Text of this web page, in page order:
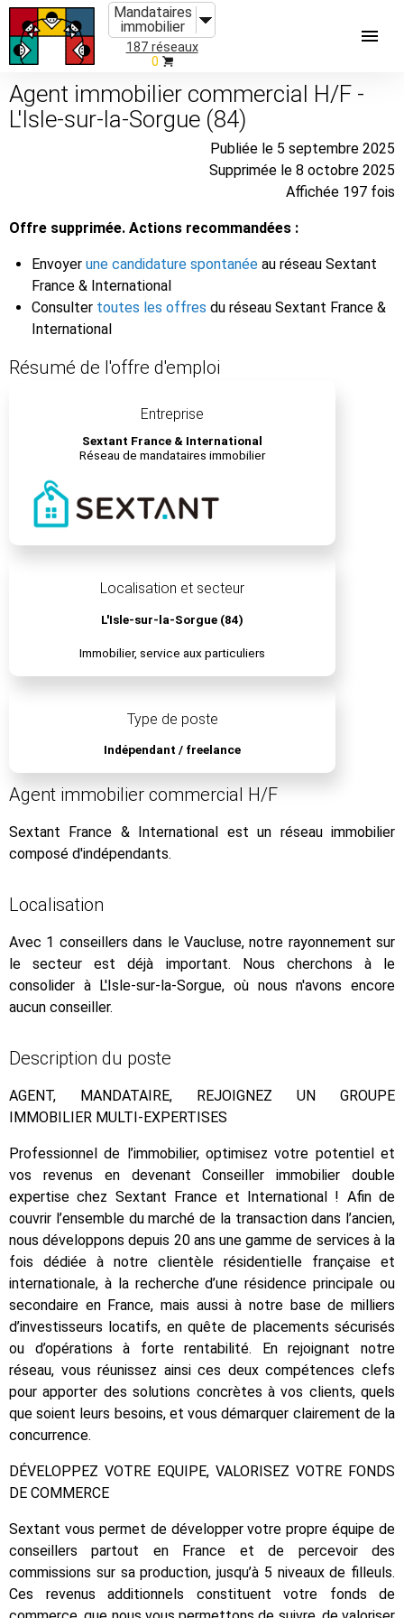
Mandataires
immobilier
187 réseaux
0
Agent immobilier commercial H/F -
L'Isle-sur-la-Sorgue (84)
Publiée le 5 septembre 2025
Supprimée le 8 octobre 2025
Affichée 197 fois
Offre supprimée. Actions recommandées :
Envoyer une candidature spontanée au réseau Sextant
France & International
Consulter toutes les offres du réseau Sextant France &
International
Résumé de l'offre d'emploi
Entreprise
Sextant France & International
Réseau de mandataires immobilier
Localisation et secteur
L'Isle-sur-la-Sorgue (84)
Immobilier, service aux particuliers
Type de poste
Indépendant / freelance
Agent immobilier commercial H/F
Sextant France & International est un réseau immobilier
composé d'indépendants.
Localisation
Avec 1 conseillers dans le Vaucluse, notre rayonnement sur
le secteur est déjà important. Nous cherchons à le
consolider à L'Isle-sur-la-Sorgue, où nous n'avons encore
aucun conseiller.
Description du poste
AGENT, MANDATAIRE, REJOIGNEZ UN GROUPE
IMMOBILIER MULTI-EXPERTISES
Professionnel de l’immobilier, optimisez votre potentiel et
vos revenus en devenant Conseiller immobilier double
expertise chez Sextant France et International ! Afin de
couvrir l’ensemble du marché de la transaction dans l’ancien,
nous développons depuis 20 ans une gamme de services à la
fois dédiée à notre clientèle résidentielle française et
internationale, à la recherche d’une résidence principale ou
secondaire en France, mais aussi à notre base de milliers
d’investisseurs locatifs, en quête de placements sécurisés
ou d’opérations à forte rentabilité. En rejoignant notre
réseau, vous réunissez ainsi ces deux compétences clefs
pour apporter des solutions concrètes à vos clients, quels
que soient leurs besoins, et vous démarquer clairement de la
concurrence.
DÉVELOPPEZ VOTRE EQUIPE, VALORISEZ VOTRE FONDS
DE COMMERCE
Sextant vous permet de développer votre propre équipe de
conseillers partout en France et de percevoir des
commissions sur sa production, jusqu’à 5 niveaux de filleuls.
Ces revenus additionnels constituent votre fonds de